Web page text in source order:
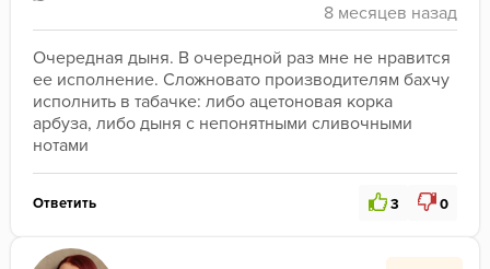
Очередная дыня. В очередной раз мне не нравится
ее исполнение. Сложновато производителям бахчу
исполнить в табачке: либо ацетоновая корка
арбуза, либо дыня с непонятными сливочными
нотами
Ответить 3 0